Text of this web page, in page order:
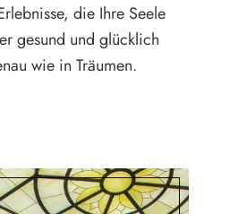
die Ihre Seele
gesund und glücklich
wie in Träumen.